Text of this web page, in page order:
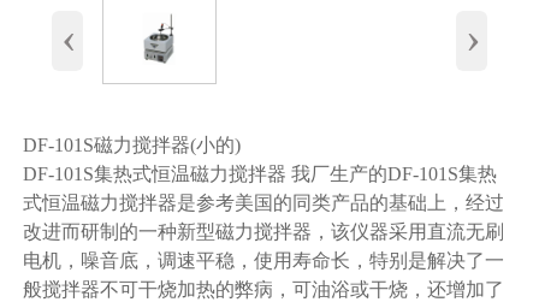
‹ ›
DF-101S磁力搅拌器(小的)
DF-101S集热式恒温磁力搅拌器 我厂生产的DF-101S集热
式恒温磁力搅拌器是参考美国的同类产品的基础上，经过
改进而研制的一种新型磁力搅拌器，该仪器采用直流无刷
电机，噪音底，调速平稳，使用寿命长，特别是解决了一
般搅拌器不可干烧加热的弊病，可油浴或干烧，还增加了